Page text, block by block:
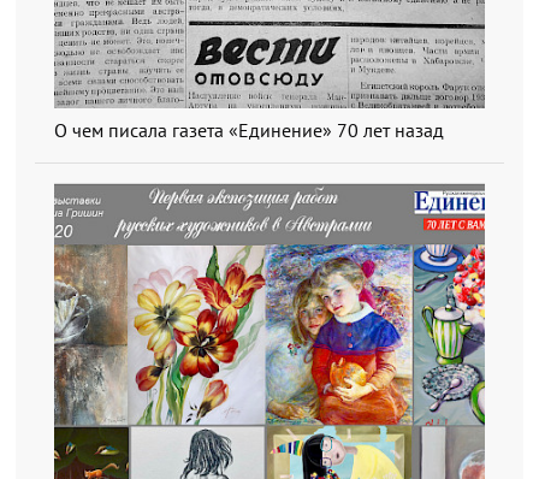
О чем писала газета «Единение» 70 лет назад